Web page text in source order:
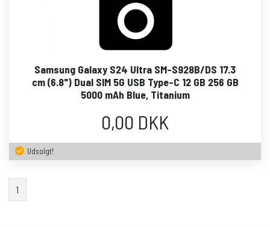
Samsung Galaxy S24 Ultra SM-S928B/DS 17.3
cm (6.8") Dual SIM 5G USB Type-C 12 GB 256 GB
5000 mAh Blue, Titanium
0,00 DKK
Udsolgt!
1